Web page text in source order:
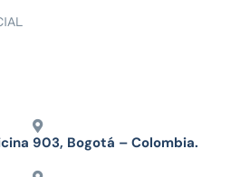
903, Bogotá – Colombia.